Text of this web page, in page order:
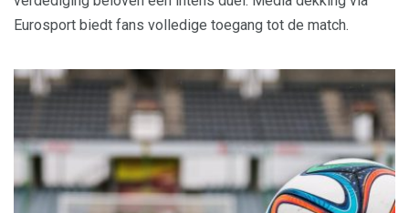
Eurosport biedt fans volledige toegang tot de match.